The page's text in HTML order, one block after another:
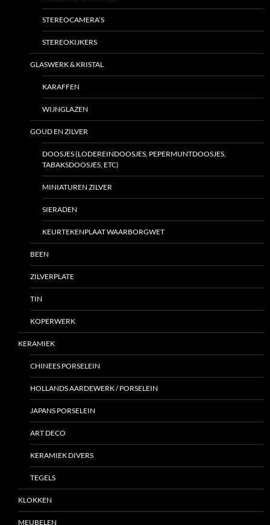
STEREOCAMERA’S
STEREOKIJKERS
GLASWERK & KRISTAL
KARAFFEN
WIJNGLAZEN
GOUD EN ZILVER
DOOSJES (LODEREINDOOSJES, PEPERMUNTDOOSJES,
TABAKSDOOSJES, ETC)
MINIATUREN ZILVER
SIERADEN
KEURTEKENPLAAT WAARBORGWET
BEEN
ZILVERPLATE
TIN
KOPERWERK
KERAMIEK
CHINEES PORSELEIN
HOLLANDS AARDEWERK / PORSELEIN
JAPANS PORSELEIN
ART DECO
KERAMIEK DIVERS
TEGELS
KLOKKEN
MEUBELEN